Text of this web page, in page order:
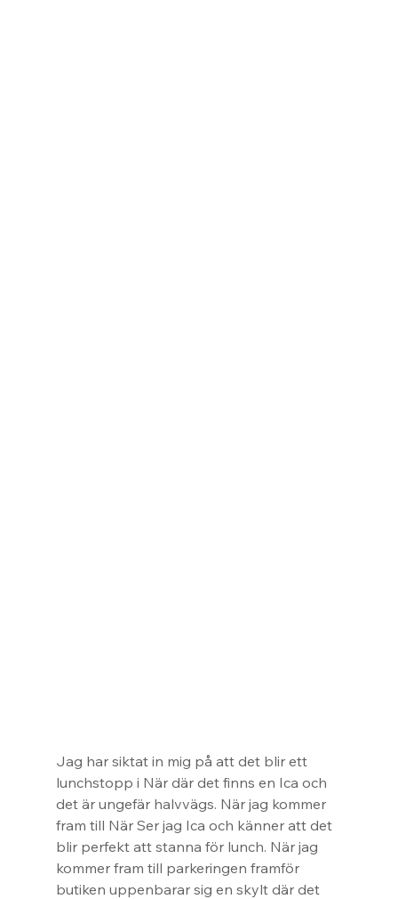
Jag har siktat in mig på att det blir ett
lunchstopp i När där det finns en Ica och
det är ungefär halvvägs. När jag kommer
fram till När Ser jag Ica och känner att det
blir perfekt att stanna för lunch. När jag
kommer fram till parkeringen framför
butiken uppenbarar sig en skylt där det